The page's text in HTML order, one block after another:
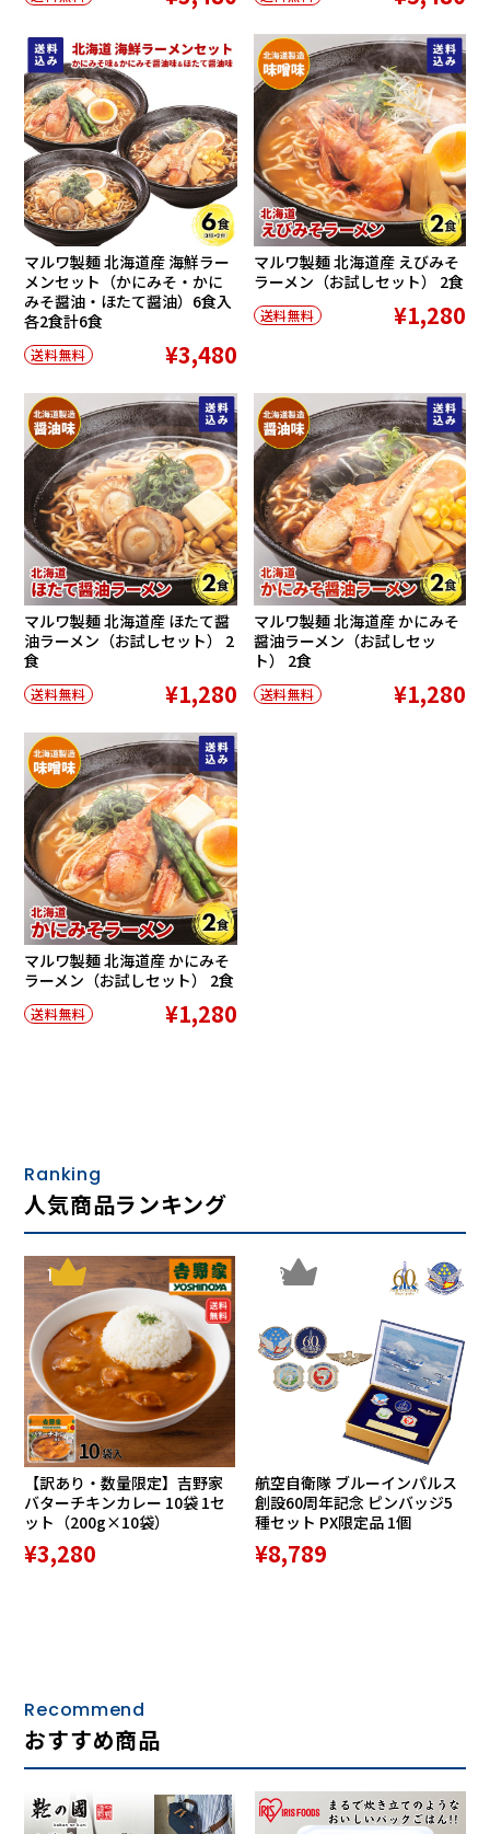
マルワ製麺 北海道産 海鮮ラー
メンセット（かにみそ・かに
みそ醤油・ほたて醤油）6食入
各2食計6食
送料無料 ¥3,480
マルワ製麺 北海道産 えびみそ
ラーメン（お試しセット） 2食
送料無料 ¥1,280
マルワ製麺 北海道産 ほたて醤
油ラーメン（お試しセット） 2
食
送料無料 ¥1,280
マルワ製麺 北海道産 かにみそ
醤油ラーメン（お試しセッ
ト） 2食
送料無料 ¥1,280
マルワ製麺 北海道産 かにみそ
ラーメン（お試しセット） 2食
送料無料 ¥1,280
Ranking
人気商品ランキング
1
【訳あり・数量限定】吉野家
バターチキンカレー 10袋 1セ
ット（200g×10袋）
¥3,280
2
航空自衛隊 ブルーインパルス
創設60周年記念 ピンバッジ5
種セット PX限定品 1個
¥8,789
Recommend
おすすめ商品